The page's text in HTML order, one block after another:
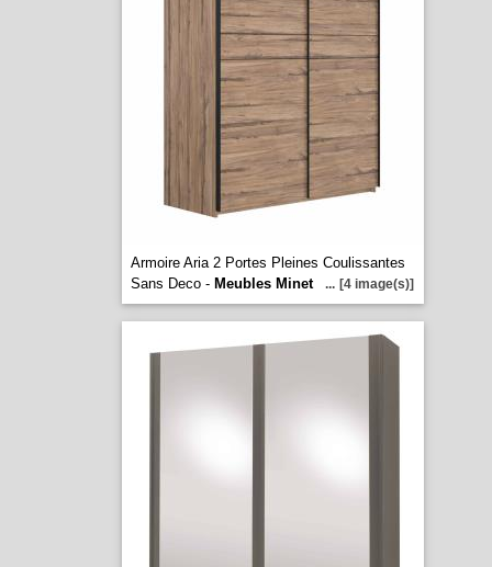
Armoire Aria 2 Portes Pleines Coulissantes
Sans Deco - Meubles Minet ... [4 image(s)]